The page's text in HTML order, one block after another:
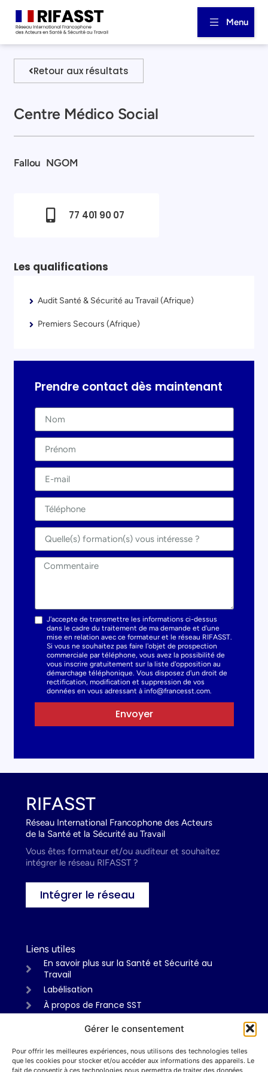
Gérer le consentement
Pour offrir les meilleures expériences, nous utilisons des technologies telles
que les cookies pour stocker et/ou accéder aux informations des appareils. Le
fait de consentir à ces technologies nous permettra de traiter des données
Menu
Retour aux résultats
Centre Médico Social
Fallou NGOM
77 401 90 07
Les qualifications
Audit Santé & Sécurité au Travail (Afrique)
Premiers Secours (Afrique)
Prendre contact dès maintenant
J'accepte de transmettre les informations ci-dessus
dans le cadre du traitement de ma demande et d'une
mise en relation avec ce formateur et le réseau RIFASST.
Si vous ne souhaitez pas faire l'objet de prospection
commerciale par téléphone, vous avez la possibilité de
vous inscrire gratuitement sur la liste d'opposition au
démarchage téléphonique. Vous disposez d'un droit de
rectification, modification et suppression de vos
données en vous adressant à info@francesst.com.
Envoyer
RIFASST
Réseau International Francophone des Acteurs
de la Santé et la Sécurité au Travail
Vous êtes formateur et/ou auditeur et souhaitez
intégrer le réseau RIFASST ?
Intégrer le réseau
Liens utiles
En savoir plus sur la Santé et Sécurité au
Travail
Labélisation
À propos de France SST
Informations
Mentions légales